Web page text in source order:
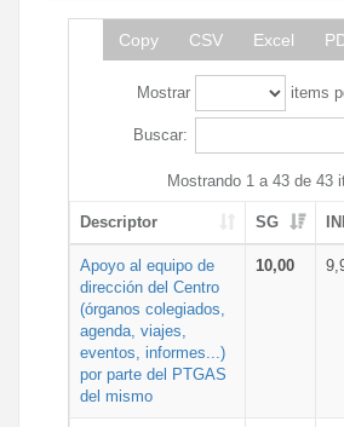
Copy CSV Excel
Mostrar items
Buscar:
Mostrando 1 a 43 de 43
Descriptor SG
Apoyo al equipo de
dirección del Centro
(órganos colegiados,
agenda, viajes,
eventos, informes...)
por parte del PTGAS
del mismo
10,00